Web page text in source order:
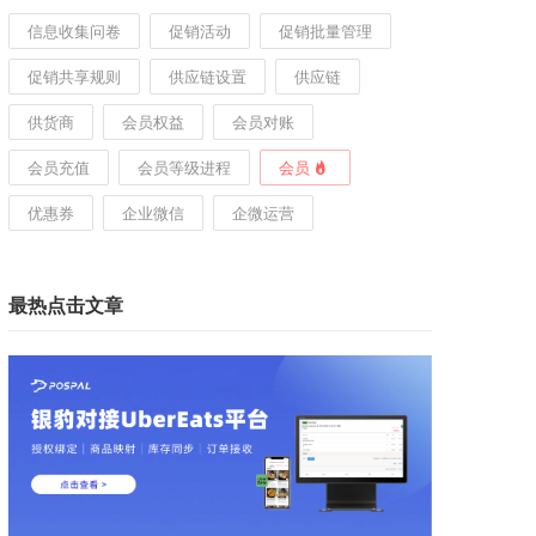
信息收集问卷 促销活动
促销批量管理
促销共享规则
供应链设置
供应链
供货商
会员权益
会员对账
会员充值
会员等级进程
会员
优惠券
企业微信 企微运营
最热点击文章